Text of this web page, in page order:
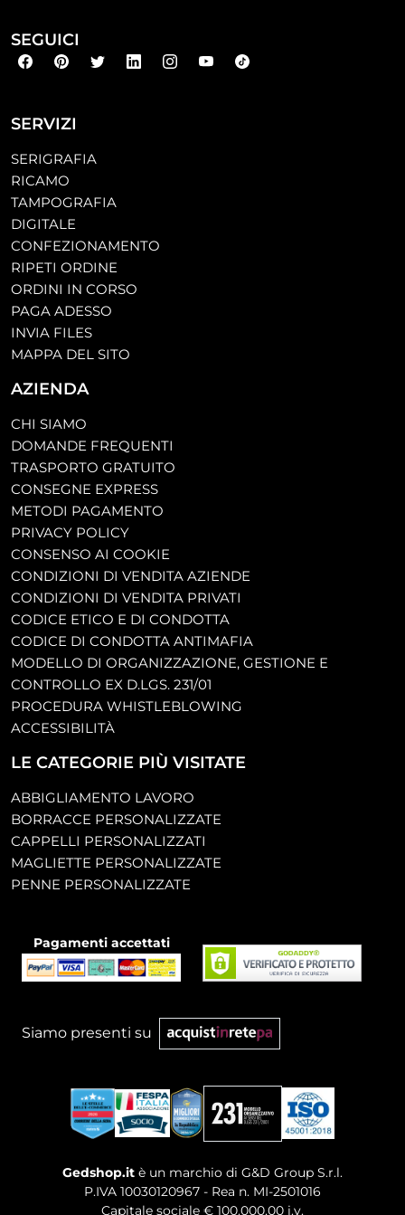
SERVIZI
SERIGRAFIA
RICAMO
TAMPOGRAFIA
DIGITALE
CONFEZIONAMENTO
RIPETI ORDINE
ORDINI IN CORSO
PAGA ADESSO
INVIA FILES
MAPPA DEL SITO
AZIENDA
CHI SIAMO
DOMANDE FREQUENTI
TRASPORTO GRATUITO
CONSEGNE EXPRESS
METODI PAGAMENTO
PRIVACY POLICY
CONSENSO AI COOKIE
CONDIZIONI DI VENDITA AZIENDE
CONDIZIONI DI VENDITA PRIVATI
CODICE ETICO E DI CONDOTTA
CODICE DI CONDOTTA ANTIMAFIA
MODELLO DI ORGANIZZAZIONE, GESTIONE E
CONTROLLO EX D.LGS. 231/01
PROCEDURA WHISTLEBLOWING
ACCESSIBILITÀ
LE CATEGORIE PIÙ VISITATE
ABBIGLIAMENTO LAVORO
BORRACCE PERSONALIZZATE
CAPPELLI PERSONALIZZATI
MAGLIETTE PERSONALIZZATE
PENNE PERSONALIZZATE
SEGUICI
Pagamenti accettati
Siamo presenti su
Gedshop.it è un marchio di G&D Group S.r.l.
P.IVA 10030120967 - Rea n. MI-2501016
Capitale sociale € 100.000,00 i.v.